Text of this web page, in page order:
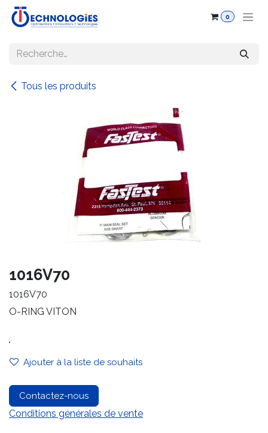
Se rendre au contenu
0
Tous les produits
1016V70
1016V70
O-RING VITON
.
Ajouter à la liste de souhaits
Contactez-nous
Conditions générales de vente